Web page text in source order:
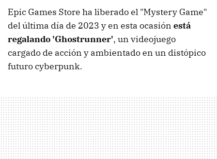
Epic Games Store ha liberado el "Mystery Game"
del última día de 2023 y en esta ocasión está
regalando 'Ghostrunner', un videojuego
cargado de acción y ambientado en un distópico
futuro cyberpunk.